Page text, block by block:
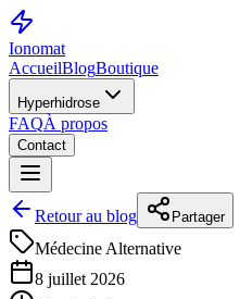
Ionomat
AccueilBlogBoutique
Hyperhidrose
FAQÀ propos
Contact
Retour au blog Partager
Médecine Alternative
8 juillet 2026